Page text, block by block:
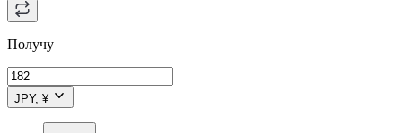
Получу
JPY, ¥